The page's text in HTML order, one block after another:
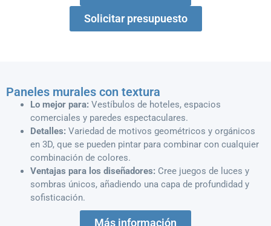
Solicitar presupuesto
Paneles murales con textura
Lo mejor para: Vestíbulos de hoteles, espacios
comerciales y paredes espectaculares.
Detalles: Variedad de motivos geométricos y orgánicos
en 3D, que se pueden pintar para combinar con cualquier
combinación de colores.
Ventajas para los diseñadores: Cree juegos de luces y
sombras únicos, añadiendo una capa de profundidad y
sofisticación.
Más información